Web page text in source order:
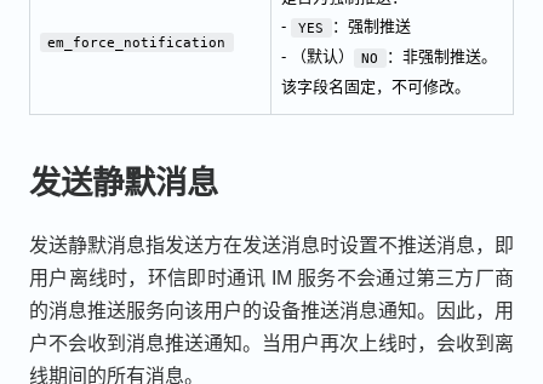
em_force_notification
-
YES
：强制推送
- （默认）
NO
：非强制推送。
该字段名固定，不可修改。
发送静默消息
发送静默消息指发送方在发送消息时设置不推送消息，即
用户离线时，环信即时通讯 IM 服务不会通过第三方厂商
的消息推送服务向该用户的设备推送消息通知。因此，用
户不会收到消息推送通知。当用户再次上线时，会收到离
线期间的所有消息。